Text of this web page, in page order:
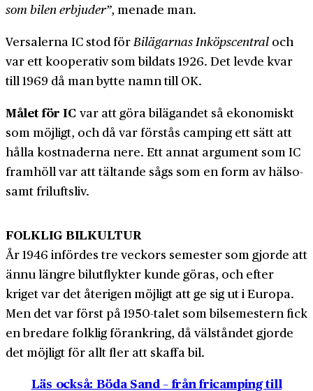
som bilen erbjuder”, menade man.
Versalerna IC stod förBilägarnas Inköps­central och
var ett kooperativ som bildats 1926. Det levde kvar
till 1969 då man bytte namn till OK.
Målet för IC var att göra bil­ägandet så ekonomiskt
som möjligt, och då var förstås camping ett sätt att
hålla kostnaderna nere. Ett annat argument som IC
framhöll var att tältande sågs som en form av hälso­
samt fri­lufts­liv.
FOLKLIG BILKULTUR
År 1946 infördes tre veckors semester som gjorde att
ännu längre bil­utflykter kunde göras, och efter
kriget var det återigen möjligt att ge sig ut i Europa.
Men det var först på 1950-talet som bil­semestern fick
en bredare folklig förankring, då väl­ståndet gjorde
det möjligt för allt fler att skaffa bil.
Läs också: Böda Sand – från fricamping till